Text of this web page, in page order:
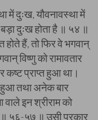
में दुःख, यौवनावस्था में
दुःख होता है ॥ ५४ ॥
हैं, तो फिर वे भगवान्‌
विष्णु को रामावतार
प्राप्त हुआ था।
हुआ तथा अनेक बार
वाले इन श्रीराम को
॥ ५६-५७ ॥ उसी प्रकार